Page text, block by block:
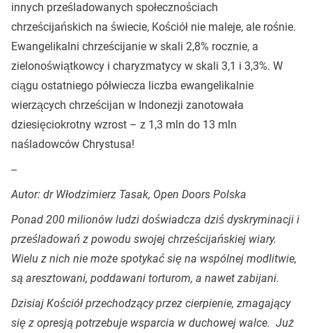
innych prześladowanych społecznościach
chrześcijańskich na świecie, Kościół nie maleje, ale rośnie.
Ewangelikalni chrześcijanie w skali 2,8% rocznie, a
zielonoświątkowcy i charyzmatycy w skali 3,1 i 3,3%. W
ciągu ostatniego półwiecza liczba ewangelikalnie
wierzących chrześcijan w Indonezji zanotowała
dziesięciokrotny wzrost – z 1,3 mln do 13 mln
naśladowców Chrystusa!
--
Autor: dr Włodzimierz Tasak, Open Doors Polska
Ponad 200 milionów ludzi doświadcza dziś dyskryminacji i
prześladowań z powodu swojej chrześcijańskiej wiary.
Wielu z nich nie może spotykać się na wspólnej modlitwie,
są aresztowani, poddawani torturom, a nawet zabijani.
Dzisiaj Kościół przechodzący przez cierpienie, zmagający
się z opresją potrzebuje wsparcia w duchowej walce. Już